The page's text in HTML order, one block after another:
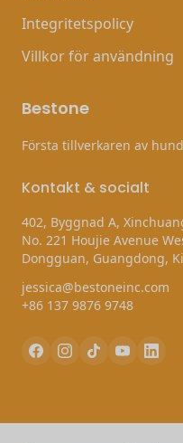
Integritetspolicy
Villkor för användning
Bestone
Första tillverkaren av
Kontakt & socialt
402, Byggnad A,
No. 221 Houjie Avenue
Dongguan, Guangdong,
jessica@bestoneinc.com
+86 137 9876 9748